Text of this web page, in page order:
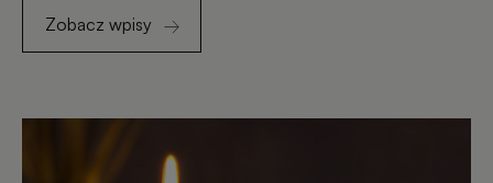
Zobacz wpisy